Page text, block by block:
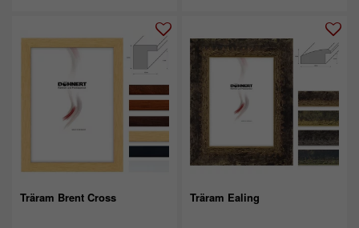
Träram Brent Cross Träram Ealing